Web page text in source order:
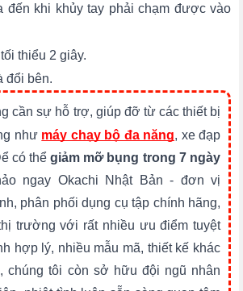
đến khi khủy tay phải chạm được vào
thiểu 2 giây.
đổi bên.
cần sự hỗ trợ, giúp đỡ từ các thiết bị
như máy chạy bộ đa năng, xe đạp
có thểgiảm mỡ bụng trong 7 ngày
ngay Okachi Nhật Bản - đơn vị
phân phối dụng cụ tập chính hãng,
trường với rất nhiều ưu điểm tuyệt
hợp lý, nhiều mẫu mã, thiết kế khác
chúng tôi còn sở hữu đội ngũ nhân